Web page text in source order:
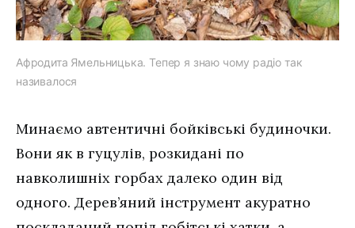
Афродита Ямельницька. Тепер я знаю чому радіо так
називалося
Минаємо автентичні бойківські будиночки.
Вони як в гуцулів, розкидані по
навколишніх горбах далеко один від
одного. Дерев’яний інструмент акуратно